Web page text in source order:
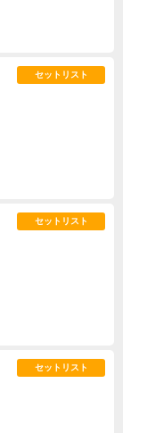
セットリスト
セットリスト
セットリスト